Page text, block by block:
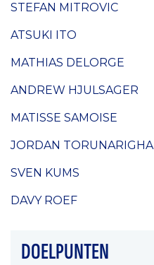
STEFAN MITROVIC
ATSUKI ITO
MATHIAS DELORGE
ANDREW HJULSAGER
MATISSE SAMOISE
JORDAN TORUNARIGHA
SVEN KUMS
DAVY ROEF
DOELPUNTEN